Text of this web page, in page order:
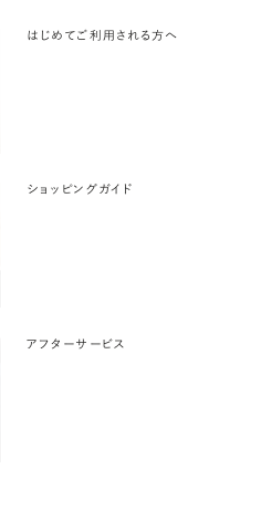
はじめてご利用される方へ
ショッピングガイド
アフターサービス